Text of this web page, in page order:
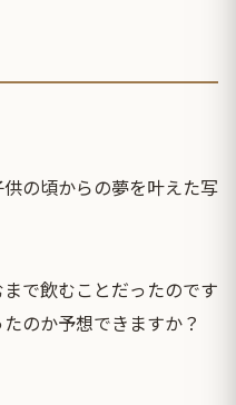
の頃からの夢を叶えた写
で飲むことだったのです
のか予想できますか？